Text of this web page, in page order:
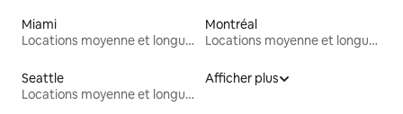
Miami
Locations moyenne et longue durée
Montréal
Locations moyenne et longue durée
Seattle
Locations moyenne et longue durée
Afficher plus